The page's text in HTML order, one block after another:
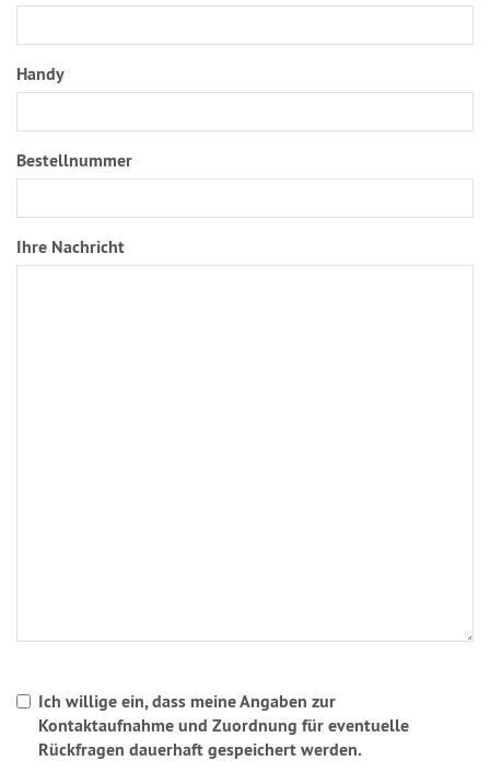
Handy
Bestellnummer
Ihre Nachricht
Ich willige ein, dass meine Angaben zur
Kontaktaufnahme und Zuordnung für eventuelle
Rückfragen dauerhaft gespeichert werden.